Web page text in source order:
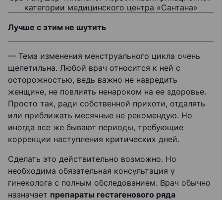
категории медицинского центра «Сантана»
Лучше с этим не шутить
— Тема изменения менструального цикла очень
щепетильна. Любой врач относится к ней с
осторожностью, ведь важно не навредить
женщине, не повлиять ненароком на ее здоровье.
Просто так, ради собственной прихоти, отдалять
или приближать месячные не рекомендую. Но
иногда все же бывают периоды, требующие
коррекции наступления критических дней.
Сделать это действительно возможно. Но
необходима обязательная консультация у
гинеколога с полным обследованием. Врач обычно
назначает препараты гестагенового ряда